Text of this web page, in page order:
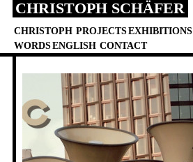
Skip
content
CHRISTOPH SCHÄFER
CHRISTOPH PROJECTSEXHIBITIONS
WORDSENGLISH CONTACT